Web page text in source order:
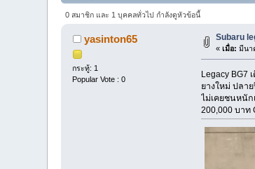
0 สมาชิก และ 1 บุคคลทั่วไป กำลังดูหัวข้อนี้
yasinton65
กระทู้: 1
Popular Vote : 0
Subaru
«เมื่อ: มีนา
Legacy BG7
ยางใหม่ ปลา
ไม่เคยชนหนัก
200,000 บาท